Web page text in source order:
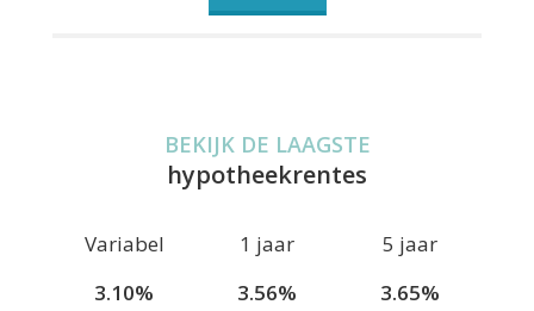
BEKIJK DE LAAGSTE
hypotheekrentes
Variabel
3.10%
1 jaar
3.56%
5 jaar
3.65%